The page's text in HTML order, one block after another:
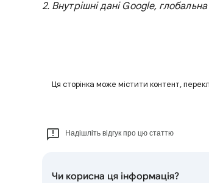
2. Внутрішні дані Google,
Ця сторінка може містити контент,
Надішліть відгук про цю статтю
Чи корисна ця інформація?